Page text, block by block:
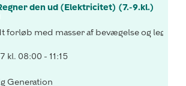
den ud (Elektricitet) (7.-9.kl.)
forløb med masser af bevægelse og leg,
kl. 08:00 - 11:15
Generation